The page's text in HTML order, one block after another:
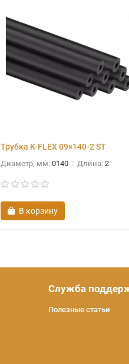
Трубка K-FLEX 09×140-2 ST
Диаметр, мм: 0140 Длина: 2
В корзину
Служба
Полезные статьи